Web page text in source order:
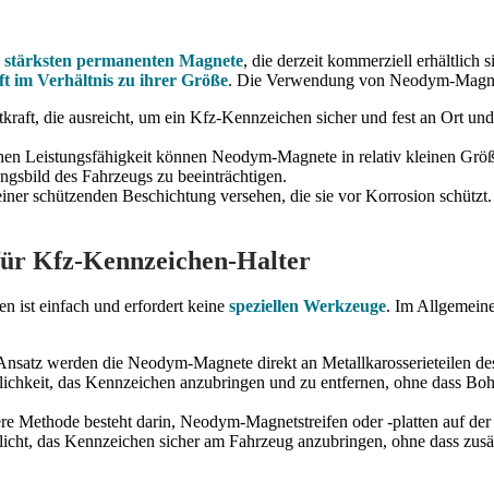
stärksten permanenten Magnete, die derzeit kommerziell erhältlich
im Verhältnis zu ihrer Größe. Die Verwendung von Neodym-
die ausreicht, um ein Kfz-Kennzeichen sicher und fest an Ort
Leistungsfähigkeit können Neodym-Magnete in relativ kleinen
des Fahrzeugs zu beeinträchtigen.
schützenden Beschichtung versehen, die sie vor Korrosion
Kfz-Kennzeichen-Halter
ist einfach und erfordert keine speziellen Werkzeuge. Im
werden die Neodym-Magnete direkt an Metallkarosserieteilen
das Kennzeichen anzubringen und zu entfernen, ohne dass
Methode besteht darin, Neodym-Magnetstreifen oder -platten auf
das Kennzeichen sicher am Fahrzeug anzubringen, ohne dass